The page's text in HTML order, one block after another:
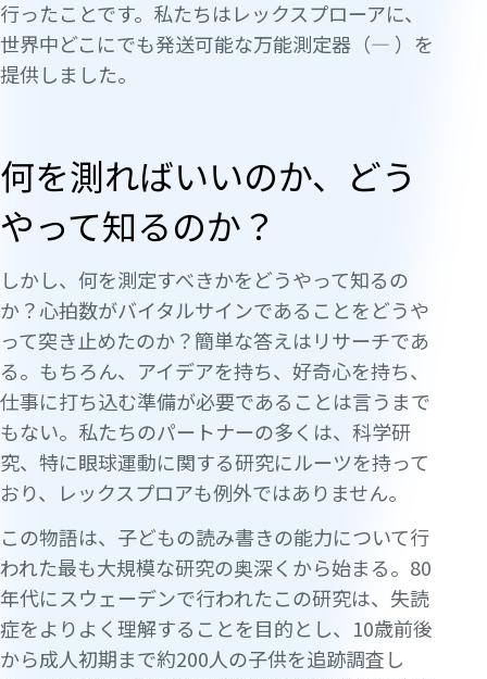
行ったことです。私たちはレックスプローアに、
世界中どこにでも発送可能な万能測定器（— ）を
提供しました。
何を測ればいいのか、どう
やって知るのか？
しかし、何を測定すべきかをどうやって知るの
か？心拍数がバイタルサインであることをどうや
って突き止めたのか？簡単な答えはリサーチであ
る。もちろん、アイデアを持ち、好奇心を持ち、
仕事に打ち込む準備が必要であることは言うまで
もない。私たちのパートナーの多くは、科学研
究、特に眼球運動に関する研究にルーツを持って
おり、レックスプロアも例外ではありません。
この物語は、子どもの読み書きの能力について行
われた最も大規模な研究の奥深くから始まる。80
年代にスウェーデンで行われたこの研究は、失読
症をよりよく理解することを目的とし、10歳前後
から成人初期まで約200人の子供を追跡調査し